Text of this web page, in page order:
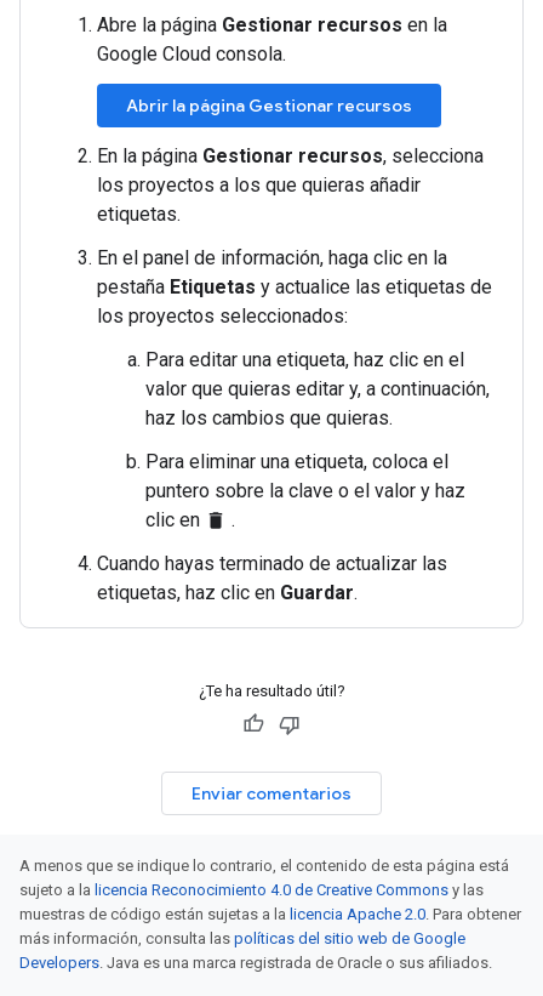
Abre la página Gestionar recursos en la
Google Cloud consola.
Abrir la página Gestionar recursos
En la página Gestionar recursos, selecciona
los proyectos a los que quieras añadir
etiquetas.
En el panel de información, haga clic en la
pestaña Etiquetas y actualice las etiquetas de
los proyectos seleccionados:
Para editar una etiqueta, haz clic en el
valor que quieras editar y, a continuación,
haz los cambios que quieras.
Para eliminar una etiqueta, coloca el
puntero sobre la clave o el valor y haz
clic en delete .
Cuando hayas terminado de actualizar las
etiquetas, haz clic en Guardar.
¿Te ha resultado útil?
Enviar comentarios
A menos que se indique lo contrario, el contenido de esta página está
sujeto a la licencia Reconocimiento 4.0 de Creative Commons y las
muestras de código están sujetas a la licencia Apache 2.0. Para obtener
más información, consulta las políticas del sitio web de Google
Developers. Java es una marca registrada de Oracle o sus afiliados.